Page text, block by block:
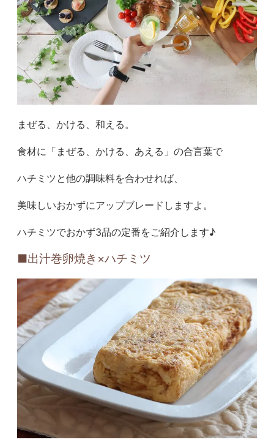
まぜる、かける、和える。
食材に「まぜる、かける、あえる」の合言葉で
ハチミツと他の調味料を合わせれば、
美味しいおかずにアップブレードしますよ。
ハチミツでおかず3品の定番をご紹介します♪
■出汁巻卵焼き×ハチミツ